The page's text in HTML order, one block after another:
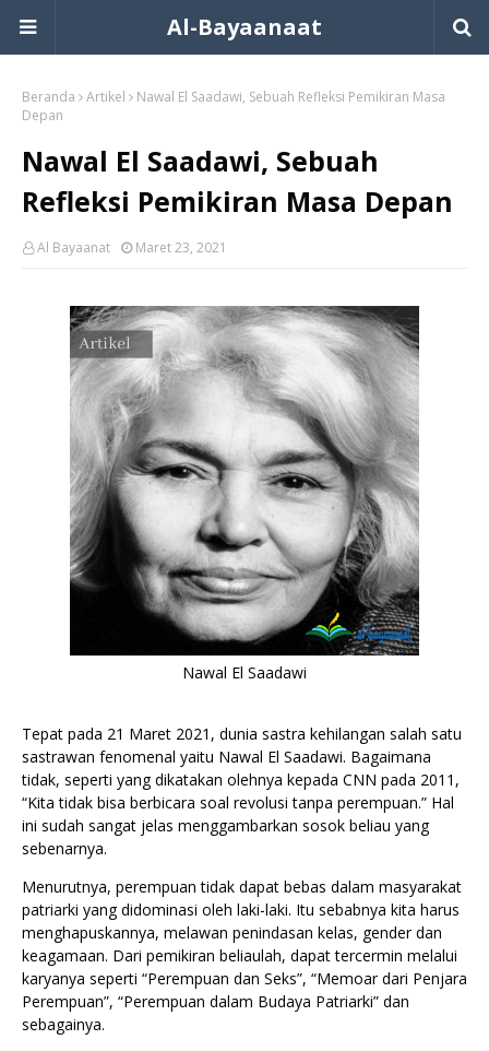
Al-Bayaanaat
Beranda Artikel
Nawal El Saadawi, Sebuah Refleksi Pemikiran Masa
Depan
Nawal El Saadawi, Sebuah
Refleksi Pemikiran Masa Depan
Al Bayaanat Maret 23, 2021
Nawal El Saadawi
Tepat pada 21 Maret 2021, dunia sastra kehilangan salah satu
sastrawan fenomenal yaitu Nawal El Saadawi. Bagaimana
tidak, seperti yang dikatakan olehnya kepada CNN pada 2011,
“Kita tidak bisa berbicara soal revolusi tanpa perempuan.” Hal
ini sudah sangat jelas menggambarkan sosok beliau yang
sebenarnya.
Menurutnya, perempuan tidak dapat bebas dalam masyarakat
patriarki yang didominasi oleh laki-laki. Itu sebabnya kita harus
menghapuskannya, melawan penindasan kelas, gender dan
keagamaan. Dari pemikiran beliaulah, dapat tercermin melalui
karyanya seperti “Perempuan dan Seks”, “Memoar dari Penjara
Perempuan”, “Perempuan dalam Budaya Patriarki” dan
sebagainya.